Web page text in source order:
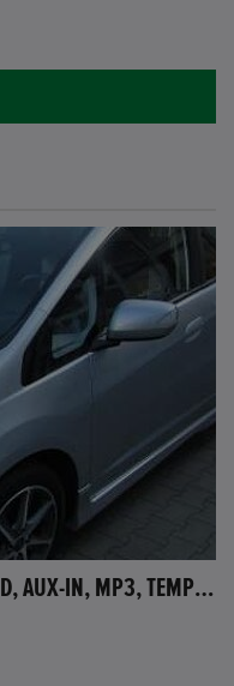
HONDA JAZZ 1.4 SI, CD, USB, I-MID, AUX-IN, MP3, TEMPOMAT